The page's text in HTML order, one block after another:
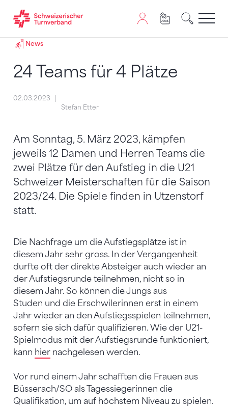
Zum Inhalt springen
Zur Sitemap navigieren
Zum Navigieren dieser Seite wird JavaScript benötigt.
News
24 Teams für 4 Plätze
02.03.2023
Stefan Etter
Am Sonntag, 5. März 2023, kämpfen
jeweils 12 Damen und Herren Teams die
zwei Plätze für den Aufstieg in die U21
Schweizer Meisterschaften für die Saison
2023/24. Die Spiele finden in Utzenstorf
statt.
Die Nachfrage um die Aufstiegsplätze ist in
diesem Jahr sehr gross. In der Vergangenheit
durfte oft der direkte Absteiger auch wieder an
der Aufstiegsrunde teilnehmen, nicht so in
diesem Jahr. So können die Jungs aus
Studen und die Erschwilerinnen erst in einem
Jahr wieder an den Aufstiegsspielen teilnehmen,
sofern sie sich dafür qualifizieren. Wie der U21-
Spielmodus mit der Aufstiegsrunde funktioniert,
kann hier nachgelesen werden.
Vor rund einem Jahr schafften die Frauen aus
Büsserach/SO als Tagessiegerinnen die
Qualifikation, um auf höchstem Niveau zu spielen.